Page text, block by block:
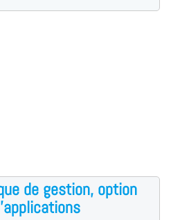
de gestion, option